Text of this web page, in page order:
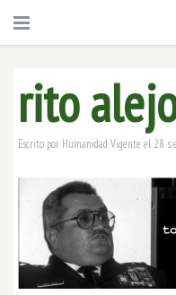
rito
Escrito por Humanidad Vigente el 28